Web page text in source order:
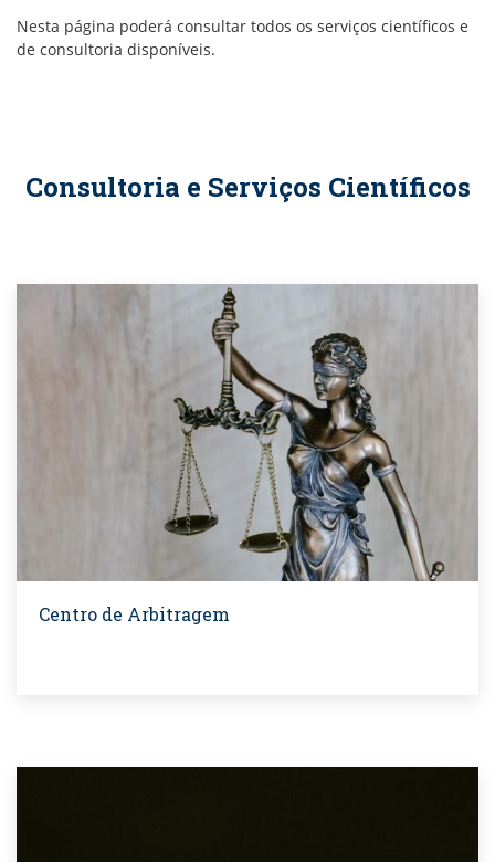
Nesta página poderá consultar todos os serviços científicos e
de consultoria disponíveis.
Consultoria e Serviços Científicos
Centro de Arbitragem